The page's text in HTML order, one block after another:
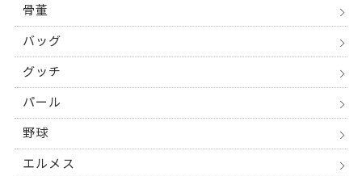
骨董
バッグ
グッチ
パール
野球
エルメス